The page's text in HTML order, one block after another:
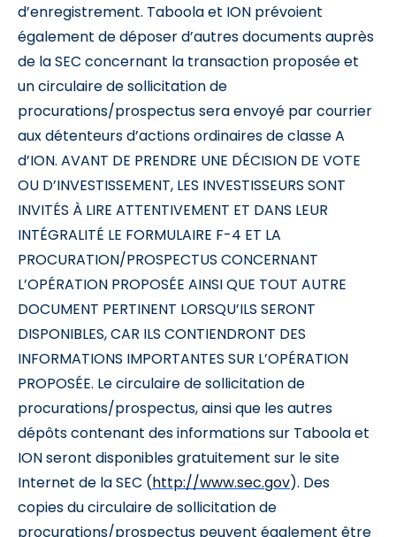
d’enregistrement. Taboola et ION prévoient
également de déposer d’autres documents auprès
de la SEC concernant la transaction proposée et
un circulaire de sollicitation de
procurations/prospectus sera envoyé par courrier
aux détenteurs d’actions ordinaires de classe A
d’ION. AVANT DE PRENDRE UNE DÉCISION DE VOTE
OU D’INVESTISSEMENT, LES INVESTISSEURS SONT
INVITÉS À LIRE ATTENTIVEMENT ET DANS LEUR
INTÉGRALITÉ LE FORMULAIRE F-4 ET LA
PROCURATION/PROSPECTUS CONCERNANT
L’OPÉRATION PROPOSÉE AINSI QUE TOUT AUTRE
DOCUMENT PERTINENT LORSQU’ILS SERONT
DISPONIBLES, CAR ILS CONTIENDRONT DES
INFORMATIONS IMPORTANTES SUR L’OPÉRATION
PROPOSÉE. Le circulaire de sollicitation de
procurations/prospectus, ainsi que les autres
dépôts contenant des informations sur Taboola et
ION seront disponibles gratuitement sur le site
Internet de la SEC (http://www.sec.gov). Des
copies du circulaire de sollicitation de
procurations/prospectus peuvent également être